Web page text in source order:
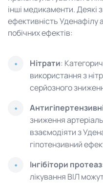
інші медикаменти. Деякі
ефективність Уденафілу
побічних ефектів:
Нітрати:
використання з
серйозного
зниження
взаємодіяти з
гіпотензивний
Інгібітори протеаз
лікування ВІЛ